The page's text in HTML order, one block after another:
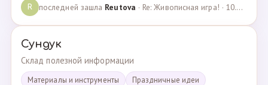
R последней зашла Reutova · Re: Живописная игра! · 10.12.2020
Сундук
Склад полезной информации
Материалы и инструменты Праздничные идеи